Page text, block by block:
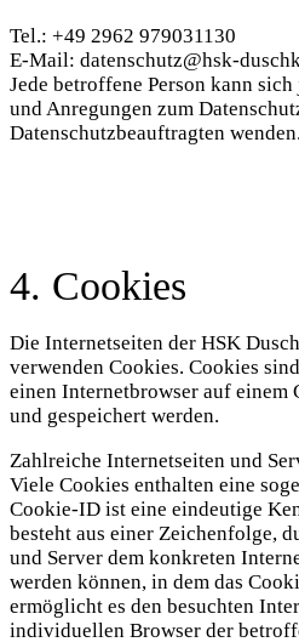
Tel.: +49 2962 979031130
E-Mail: datenschutz@hsk-
Jede betroffene Person kann
und Anregungen zum
Datenschutzbeauftragten wenden.
4. Cookies
Die Internetseiten der HSK
verwenden Cookies. Cookies
einen Internetbrowser auf einem
und gespeichert werden.
Zahlreiche Internetseiten und
Viele Cookies enthalten eine
Cookie-ID ist eine eindeutige
besteht aus einer Zeichenfolge,
und Server dem konkreten
werden können, in dem das
ermöglicht es den besuchten
individuellen Browser der